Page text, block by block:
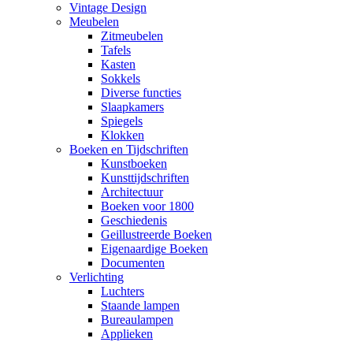
Vintage Design
Meubelen
Zitmeubelen
Tafels
Kasten
Sokkels
Diverse functies
Slaapkamers
Spiegels
Klokken
Boeken en Tijdschriften
Kunstboeken
Kunsttijdschriften
Architectuur
Boeken voor 1800
Geschiedenis
Geillustreerde Boeken
Eigenaardige Boeken
Documenten
Verlichting
Luchters
Staande lampen
Bureaulampen
Applieken